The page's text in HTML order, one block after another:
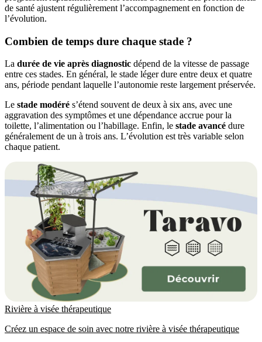
de santé ajustent régulièrement l’accompagnement en fonction de
l’évolution.
Combien de temps dure chaque stade ?
La durée de vie après diagnostic dépend de la vitesse de passage
entre ces stades. En général, le stade léger dure entre deux et quatre
ans, période pendant laquelle l’autonomie reste largement préservée.
Le stade modéré s’étend souvent de deux à six ans, avec une
aggravation des symptômes et une dépendance accrue pour la
toilette, l’alimentation ou l’habillage. Enfin, le stade avancé dure
généralement de un à trois ans. L’évolution est très variable selon
chaque patient.
Rivière à visée thérapeutique
Créez un espace de soin avec notre rivière à visée thérapeutique